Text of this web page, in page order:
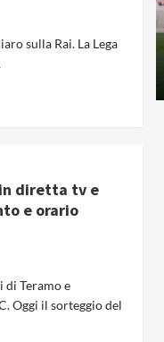
sulla Rai. La Lega
diretta tv e
e orario
Teramo e
Oggi il sorteggio del